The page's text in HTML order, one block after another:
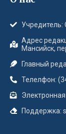
Адрес
Мансийск,
Главный
Телелфон:
Поддержка: